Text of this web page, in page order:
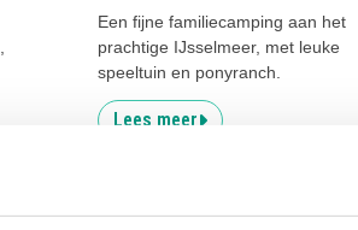
Een fijne familiecamping aan het
prachtige IJsselmeer, met leuke
speeltuin en ponyranch.
Lees meer